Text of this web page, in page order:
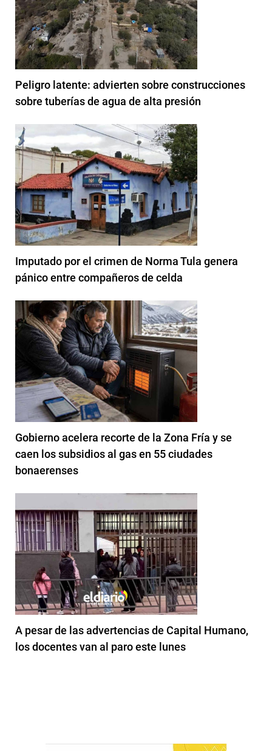
Peligro latente: advierten sobre construcciones
sobre tuberías de agua de alta presión
Imputado por el crimen de Norma Tula genera
pánico entre compañeros de celda
Gobierno acelera recorte de la Zona Fría y se
caen los subsidios al gas en 55 ciudades
bonaerenses
A pesar de las advertencias de Capital Humano,
los docentes van al paro este lunes